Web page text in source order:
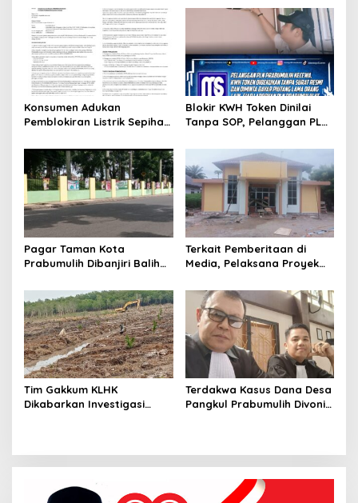
Konsumen Adukan
Pemblokiran Listrik Sepihak
Ombudsman RI dan YLKI
Blokir KWH Token Dinilai
Tanpa SOP, Pelanggan PLN
Unsur Pemaksaan
Pagar Taman Kota
Prabumulih Dibanjiri Baliho
Ditindak Lanjuti
Terkait Pemberitaan di
Media, Pelaksana Proyek
Gelumbang Akan Tempuh
Jalur Hukum
Tim Gakkum KLHK
Dikabarkan Investigasi
Terdakwa Kasus Dana Desa
Pangkul Prabumulih Divonis